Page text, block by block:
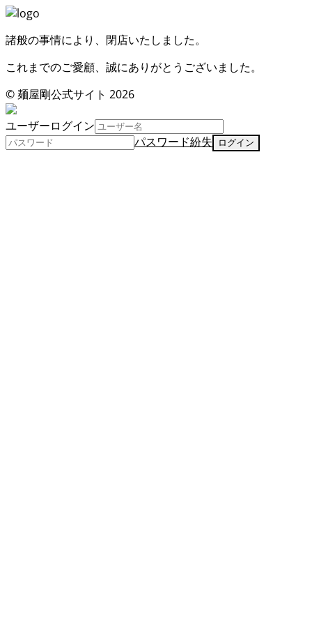
諸般の事情により、閉店いたしました。
これまでのご愛顧、誠にありがとうございました。
© 麺屋剛公式サイト 2026
ユーザーログイン
パスワード紛失